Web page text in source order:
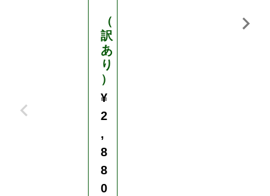
（
訳
あ
り
）
¥
2
,
8
8
0